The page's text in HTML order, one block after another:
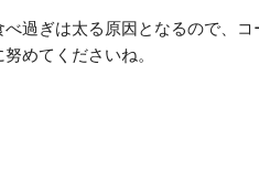
べ過ぎは太る原因となるので、
めてくださいね。